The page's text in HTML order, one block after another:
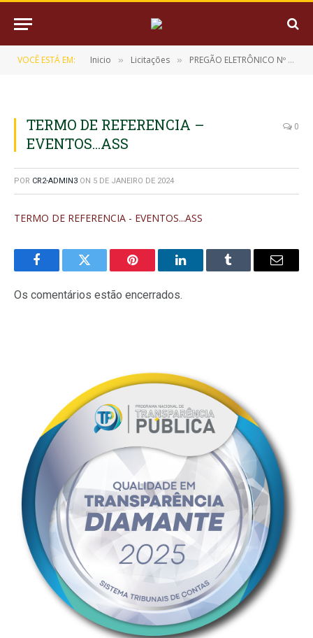
VOCÊ ESTÁ EM: Inicio » Licitações » PREGÃO ELETRÔNICO Nº 22/2023 (REGISTRO DE PREÇO PARA EVENTUAL CONTRATAÇÃO DE EMPRESA ESPECIALIZADA EM LOCAÇÃO DE ESTRUTURA E SHOWS PARA EVENTOS CULTURAIS E ARTÍSTICO NO MUNICÍPIO DE MUANÁ/PA)
TERMO DE REFERENCIA –
EVENTOS…ASS
0
POR CR2-ADMIN3 ON 5 DE JANEIRO DE 2024
TERMO DE REFERENCIA - EVENTOS...ASS
FacebookTwitter Pinterest LinkedInTumblr
E-
Os comentários estão encerrados.